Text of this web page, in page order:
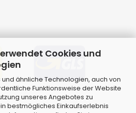
Cookies und
ähnliche Technologien, auch von
Funktionsweise der Website
unseres Angebotes zu
bestmögliches Einkaufserlebnis